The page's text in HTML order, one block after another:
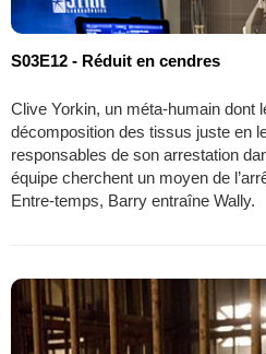
S03E12 - Réduit en cendres
Clive Yorkin, un méta-humain dont
décomposition des tissus juste en
responsables de son arrestation
équipe cherchent un moyen de
Entre-temps, Barry entraîne Wally.